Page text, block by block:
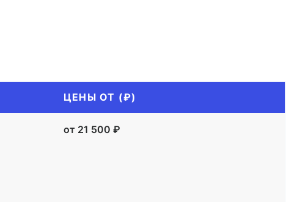
ЦЕНЫ ОТ (₽)
от 21 500 ₽